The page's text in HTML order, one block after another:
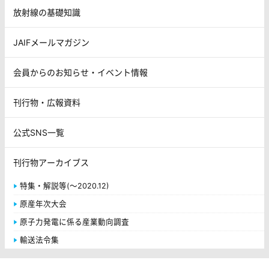
放射線の基礎知識
JAIFメールマガジン
会員からのお知らせ・イベント情報
刊行物・広報資料
公式SNS一覧
刊行物アーカイブス
特集・解説等(～2020.12)
原産年次大会
原子力発電に係る産業動向調査
輸送法令集